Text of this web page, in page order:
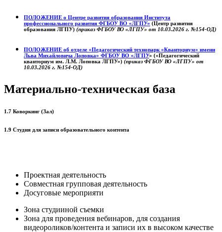
ПОЛОЖЕНИЕ о Центре развития образования Института
профессионального развития ФГБОУ ВО «ЛГПУ» (Центр развития
образования ЛГПУ) (приказ ФГБОУ ВО «ЛГПУ» от 10.03.2026 г. №154-ОД)
ПОЛОЖЕНИЕ об отделе «Педагогический технопарк «Кванториум» имени
Льва Михайловича Лоповка» ФГБОУ ВО «ЛГПУ» («Педагогический
кванториум им. Л.М. Лоповка ЛГПУ») (приказ ФГБОУ ВО «ЛГПУ» от
10.03.2026 г. №154-ОД)
Материально-техническая база
1.7 Коворкинг (Зал)
1.9 Студия для записи образовательного контента
Проектная деятельность
Совместная групповая деятельность
Досуговые мероприяти
Зона студииной съемки
Зона для проведения вебинаров, для создания
видеороликов/контента и записи их в высоком качестве